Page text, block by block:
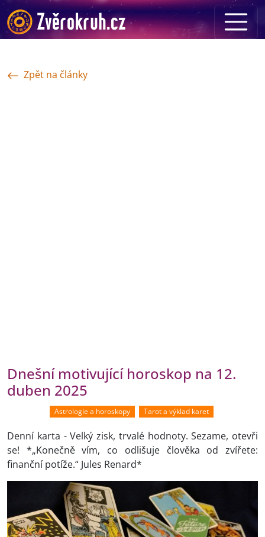
Zpět na články
Dnešní motivující horoskop na 12.
duben 2025
Astrologie a horoskopy Tarot a výklad karet
Denní karta - Velký zisk, trvalé hodnoty. Sezame, otevři
se! *„Konečně vím, co odlišuje člověka od zvířete:
finanční potíže.“ Jules Renard*